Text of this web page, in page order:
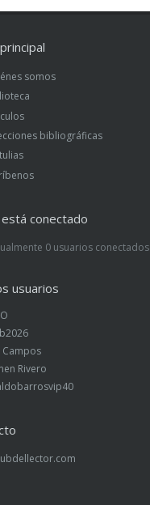
somos
bibliográficas
conectado
0 usuarios conectados.
usuarios
Campos
Rivero